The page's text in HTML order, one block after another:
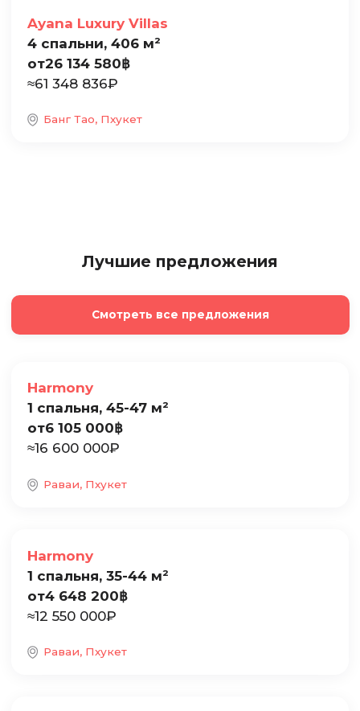
Ayana Luxury Villas
4 спальни, 406 м²
от26 134 580฿
≈61 348 836₽
Банг Тао, Пхукет
Лучшие предложения
Смотреть все предложения
Harmony
1 спальня, 45-47 м²
от6 105 000฿
≈16 600 000₽
Раваи, Пхукет
Harmony
1 спальня, 35-44 м²
от4 648 200฿
≈12 550 000₽
Раваи, Пхукет